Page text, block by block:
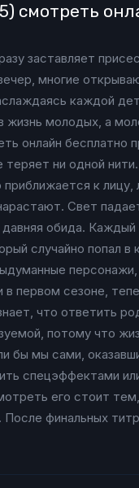
смотреть
заставляет
многие
каждой
молодых, а
онлайн бесплатно
ни одной
к
Свет
обида.
случайно попал
первом сезоне,
что ответить
потому что
бы мы сами,
спецэффектами
его стоит
финальных